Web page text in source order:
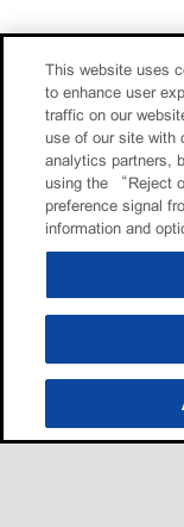
This website uses
to enhance user
traffic on our
use of our site with
analytics partners,
using the “Reject
preference signal
information and